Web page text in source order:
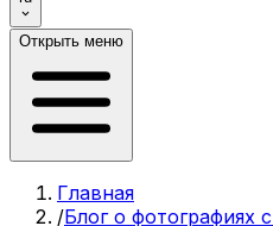
Открыть меню
Главная
/Блог о фотографиях
/Идеи портретов для